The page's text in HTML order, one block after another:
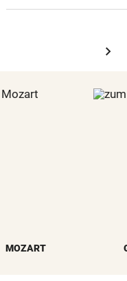
chevron_right
MOZART